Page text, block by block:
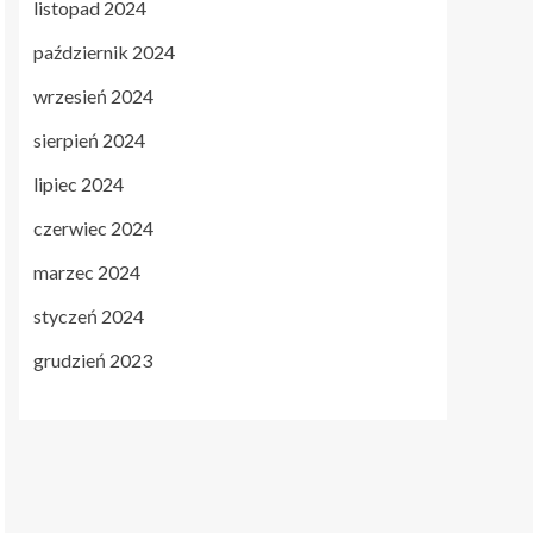
listopad 2024
październik 2024
wrzesień 2024
sierpień 2024
lipiec 2024
czerwiec 2024
marzec 2024
styczeń 2024
grudzień 2023